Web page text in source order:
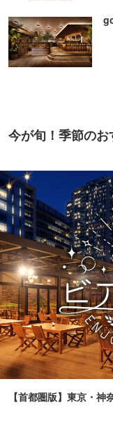
今が旬！季節の
【首都圏版】東京・